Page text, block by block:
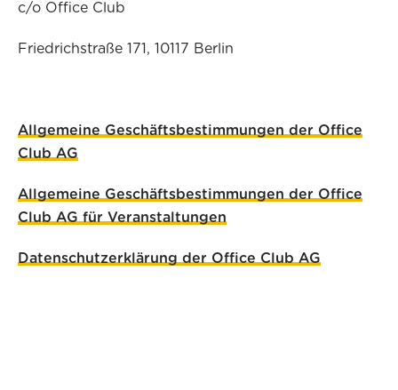
c/o Office Club
Friedrichstraße 171, 10117 Berlin
Allgemeine Geschäftsbestimmungen der Office
Club AG
Allgemeine Geschäftsbestimmungen der Office
Club AG für Veranstaltungen
Datenschutzerklärung der Office Club AG